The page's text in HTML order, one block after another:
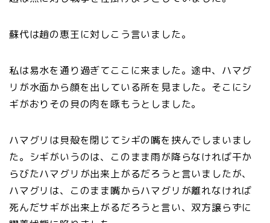
蘇代は趙の恵王に対しこう言いました。
私は易水を通り過ぎてここに来ました。途中、ハマグ
リが水面から顔を出している所を見ました。そこにシ
ギがおりその貝の肉を啄もうとしました。
ハマグリは貝殻を閉じてシギの嘴を挟んでしまいまし
た。シギがいうのは、このまま雨が降らなければ干か
らびたハマグリが出来上がるだろうと言いましたが、
ハマグリは、このまま嘴からハマグリが離れなければ
死んだサギが出来上がるだろうと言い、双方譲らずに